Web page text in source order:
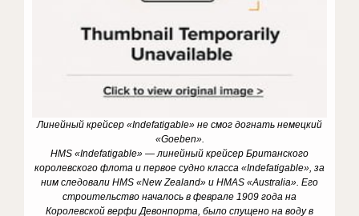
Линейный крейсер «Indefatigable» не смог догнать немецкий
«Goeben».
HMS «Indefatigable» — линейный крейсер Британского
королевского флота и первое судно класса «Indefatigable», за
ним следовали HMS «New Zealand» и HMAS «Australia». Его
строительство началось в феврале 1909 года на
Королевской верфи Девонпорта, было спущено на воду в